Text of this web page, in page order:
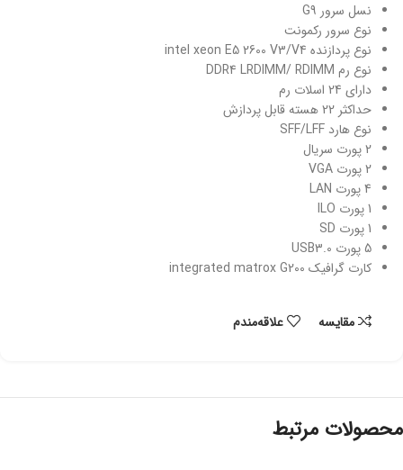
نسل سرور G9
نوع سرور رکمونت
نوع پردازنده intel xeon E5 2600 V3/V4
نوع رم DDR4 LRDIMM/ RDIMM
دارای 24 اسلات رم
حداکثر 22 هسته قابل پردازش
نوع هارد SFF/LFF
2 پورت سریال
2 پورت VGA
4 پورت LAN
1 پورت ILO
1 پورت SD
5 پورت USB3.0
کارت گرافیک integrated matrox G200
مقایسه علاقه‌مندم
محصولات مرتبط